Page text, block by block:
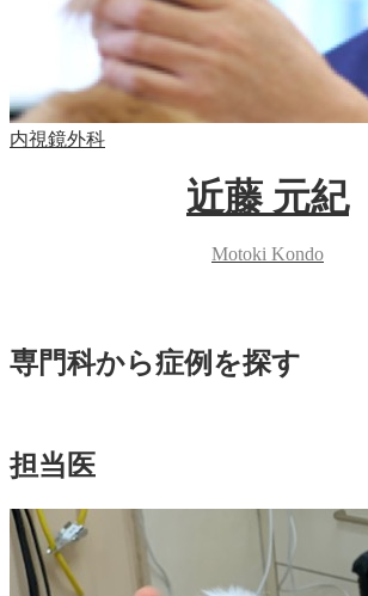
内視鏡外科
近藤 元紀
Motoki Kondo
専門科から症例を探す
担当医